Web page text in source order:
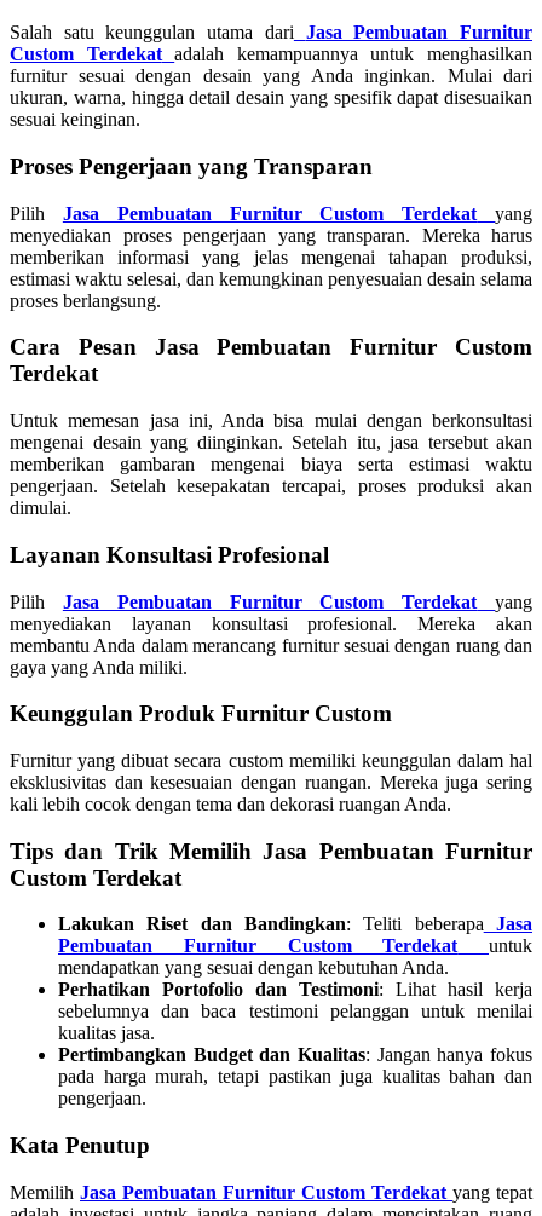
Salah satu keunggulan utama dari
Jasa Pembuatan Furnitur
Custom Terdekat
adalah kemampuannya untuk menghasilkan
furnitur sesuai dengan desain yang Anda inginkan. Mulai dari
ukuran, warna, hingga detail desain yang spesifik dapat disesuaikan
sesuai keinginan.
Proses Pengerjaan yang Transparan
Pilih Jasa Pembuatan Furnitur Custom Terdekat
yang
menyediakan proses pengerjaan yang transparan. Mereka harus
memberikan informasi yang jelas mengenai tahapan produksi,
estimasi waktu selesai, dan kemungkinan penyesuaian desain selama
proses berlangsung.
Cara Pesan Jasa Pembuatan Furnitur Custom
Terdekat
Untuk memesan jasa ini, Anda bisa mulai dengan berkonsultasi
mengenai desain yang diinginkan. Setelah itu, jasa tersebut akan
memberikan gambaran mengenai biaya serta estimasi waktu
pengerjaan. Setelah kesepakatan tercapai, proses produksi akan
dimulai.
Layanan Konsultasi Profesional
Pilih Jasa Pembuatan Furnitur Custom Terdekat
yang
menyediakan layanan konsultasi profesional. Mereka akan
membantu Anda dalam merancang furnitur sesuai dengan ruang dan
gaya yang Anda miliki.
Keunggulan Produk Furnitur Custom
Furnitur yang dibuat secara custom memiliki keunggulan dalam hal
eksklusivitas dan kesesuaian dengan ruangan. Mereka juga sering
kali lebih cocok dengan tema dan dekorasi ruangan Anda.
Tips dan Trik Memilih Jasa Pembuatan Furnitur
Custom Terdekat
Lakukan Riset dan Bandingkan: Teliti beberapa
Jasa
Pembuatan Furnitur Custom Terdekat
untuk
mendapatkan yang sesuai dengan kebutuhan Anda.
Perhatikan Portofolio dan Testimoni: Lihat hasil kerja
sebelumnya dan baca testimoni pelanggan untuk menilai
kualitas jasa.
Pertimbangkan Budget dan Kualitas: Jangan hanya fokus
pada harga murah, tetapi pastikan juga kualitas bahan dan
pengerjaan.
Kata Penutup
Memilih Jasa Pembuatan Furnitur Custom Terdekat yang tepat